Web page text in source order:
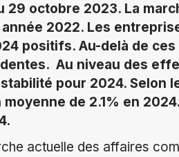
29 octobre 2023. La
2022. Les
positifs. Au-delà de
Au niveau des
pour 2024. Selon
de 2.1% en
actuelle des affaires